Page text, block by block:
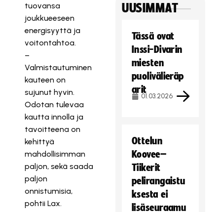
tuovansa
joukkueeseen
energisyyttä ja
voitontahtoa.
–
Valmistautuminen
kauteen on
sujunut hyvin.
Odotan tulevaa
kautta innolla ja
tavoitteena on
kehittyä
mahdollisimman
paljon, sekä saada
paljon
onnistumisia,
pohtii Lax.
UUSIMMAT
Tässä ovat
Inssi-Divarin
miesten
puolivälieräp
arit
01.03.2026
Ottelun
Koovee–
Tiikerit
pelirangaistu
ksesta ei
lisäseuraamu